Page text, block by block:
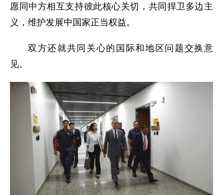
愿同中方相互支持彼此核心关切，共同捍卫多边主
义，维护发展中国家正当权益。
双方还就共同关心的国际和地区问题交换意
见。